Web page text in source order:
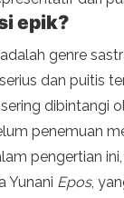
epik?
genre
dan puitis
dibintangi
penemuan
pengertian ini,
Yunani Epos,